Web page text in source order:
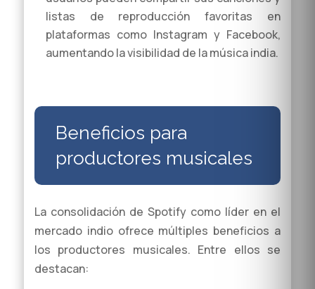
listas de reproducción favoritas en
plataformas como Instagram y Facebook,
aumentando la visibilidad de la música india.
Beneficios para
productores musicales
La consolidación de Spotify como líder en el
mercado indio ofrece múltiples beneficios a
los productores musicales. Entre ellos se
destacan: